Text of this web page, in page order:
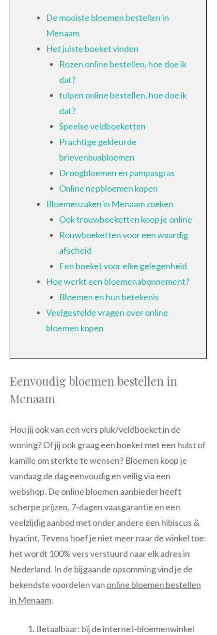
De mooiste bloemen bestellen in
Menaam
Het juiste boeket vinden
Rozen online bestellen, hoe doe ik
dat?
tulpen online bestellen, hoe doe ik
dat?
Speelse veldboeketten
Prachtige gekleurde
brievenbusbloemen
Droogbloemen en pampasgras
Online nepbloemen kopen
Bloemenzaken in Menaam zoeken
Ook trouwboeketten koop je online
Rouwboeketten voor een waardig
afscheid
Een boeket voor elke gelegenheid
Hoe werkt een bloemenabonnement?
Bloemen en hun betekenis
Veelgestelde vragen over online
bloemen kopen
Eenvoudig bloemen bestellen in
Menaam
Hou jij ook van een vers pluk/veldboeket in de
woning? Of jij ook graag een boeket met een hulst of
kamille om sterkte te wensen? Bloemen koop je
vandaag de dag eenvoudig en veilig via een
webshop. De online bloemen aanbieder heeft
scherpe prijzen, 7-dagen vaasgarantie en een
veelzijdig aanbod met onder andere een hibiscus &
hyacint. Tevens hoef je niet meer naar de winkel toe:
het wordt 100% vers verstuurd naar elk adres in
Nederland. In de bijgaande opsomming vind je de
bekendste voordelen van online bloemen bestellen
in Menaam.
Betaalbaar: bij de internet-bloemenwinkel